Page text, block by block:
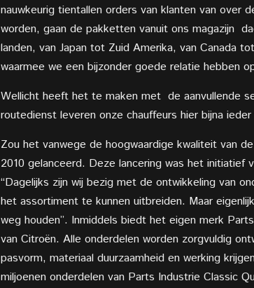
nauwkeurig tientallen orders van klanten van
worden, gaan de pakketten vanuit ons magazijn
landen, van Japan tot Zuid Amerika, van Canada
waarmee we een bijzonder goede relatie hebben
Wellicht heeft het te maken met de aanvullende
routedienst leveren onze chauffeurs hier bijna
Zou het vanwege de hoogwaardige kwaliteit van
2010 gelanceerd. Deze lancering was het initiatief
“Dagelijks zijn wij bezig met de ontwikkeling van
het assortiment te kunnen uitbreiden. Maar
weg houden”. Inmiddels biedt het eigen merk
van Citroën. Alle onderdelen worden zorgvuldig
pasvorm, materiaal duurzaamheid en werking
miljoenen onderdelen van Parts Industrie Classic